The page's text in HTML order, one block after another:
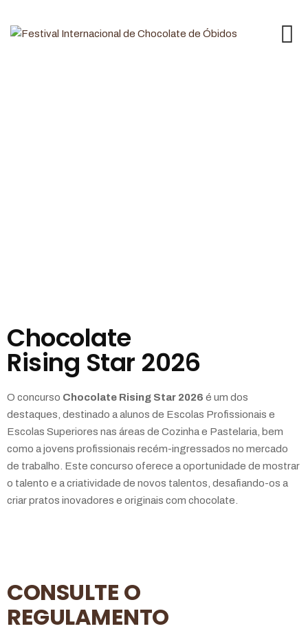
Chocolate
Rising Star 2026
O concurso Chocolate Rising Star 2026 é um dos
destaques, destinado a alunos de Escolas Profissionais e
Escolas Superiores nas áreas de Cozinha e Pastelaria, bem
como a jovens profissionais recém-ingressados no mercado
de trabalho. Este concurso oferece a oportunidade de mostrar
o talento e a criatividade de novos talentos, desafiando-os a
criar pratos inovadores e originais com chocolate.
CONSULTE O
REGULAMENTO